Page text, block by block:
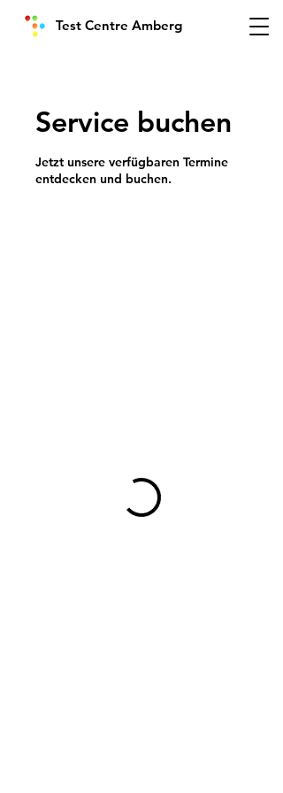
Test Centre Amberg
Service buchen
Jetzt unsere verfügbaren Termine
entdecken und buchen.